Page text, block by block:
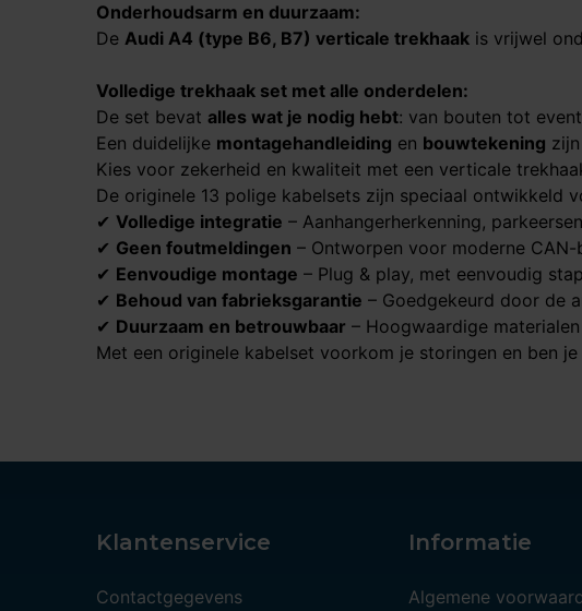
Onderhoudsarm en duurzaam:
De Audi A4 (type B6, B7) verticale trekhaak is vrijwel
Volledige trekhaak set met alle onderdelen:
De set bevat alles wat je nodig hebt: van bouten tot
Een duidelijke montagehandleiding en bouwtekening
Kies voor zekerheid en kwaliteit met een verticale
De originele 13 polige kabelsets zijn speciaal ontwikkeld
✔ Volledige integratie – Aanhangerherkenning,
✔ Geen foutmeldingen – Ontworpen voor moderne CAN-
✔ Eenvoudige montage – Plug & play, met eenvoudig
✔ Behoud van fabrieksgarantie – Goedgekeurd door de
✔ Duurzaam en betrouwbaar – Hoogwaardige
Met een originele kabelset voorkom je storingen en ben
Klantenservice
Contactgegevens
Informatie
Algemene